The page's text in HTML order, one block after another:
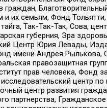
граждан,
их семьям, Фонд
Так-Так-Так, Сова,
губерния, Эра
Центр Юрия Левады,
имени Андрея Рылькова,
правозащитная
прав человека, Фонд
центр по
центр развития
партнерства,